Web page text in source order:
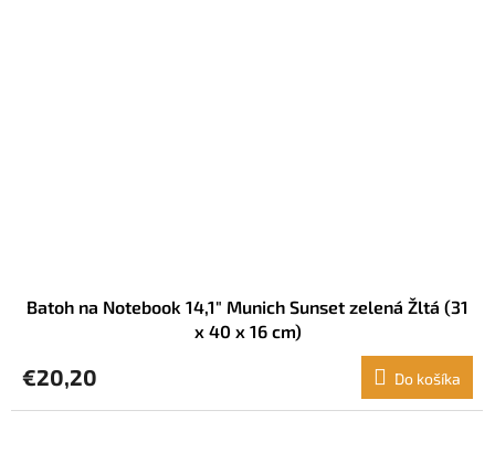
Batoh na Notebook 14,1" Munich Sunset zelená Žltá (31
x 40 x 16 cm)
€20,20 Do košíka